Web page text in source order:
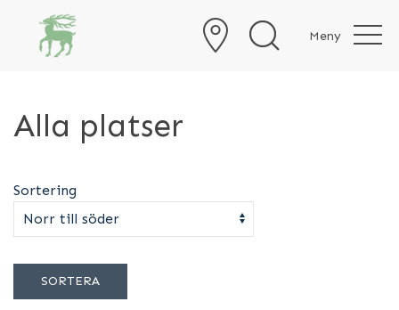
Meny
Alla platser
Sortering
SORTERA